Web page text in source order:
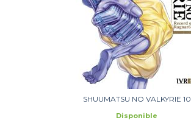
SHUUMATSU NO VALKYRIE 10
Disponible